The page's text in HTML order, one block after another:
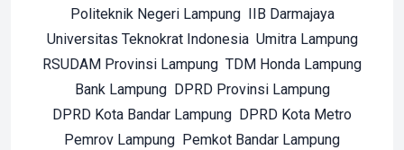
Politeknik Negeri Lampung
IIB Darmajaya
Universitas Teknokrat Indonesia Umitra Lampung
RSUDAM Provinsi Lampung TDM Honda Lampung
Bank Lampung
DPRD Provinsi Lampung
DPRD Kota Bandar Lampung DPRD Kota Metro
Pemrov Lampung Pemkot Bandar Lampung